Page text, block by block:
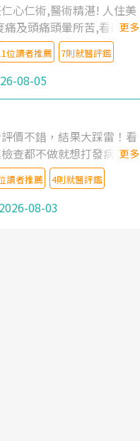
心仁術,醫術精湛! 人住美
及頭痛頭暈所苦,看遍名醫
,也嘗試過西醫打針,中醫
療都沒有用,後來連吃到嗎
有限,只是壓症狀,沒多久就
重影響生活品質. 台灣親
育才主任是頸頭症候群專
相關文章新聞跟網路評價
台北找杜醫師診治. 杜主
療真的很厲害,第一次乾針
開,回家特別好睡,經過幾次
好了大半,杜主任除了打針
代要改善姿勢跟好好做運
更多
位讀者推薦 7則就醫評鑑
08-05
價不錯，結果大踩雷！看
查都不做就想打發病人，
詢問病情還被陰陽怪氣嘲
帶來的大頭症，變得自負
也不行，畢竟連檢查都懶
才怪。大家避雷吧！
更多
讀者推薦 4則就醫評鑑
2026-08-03